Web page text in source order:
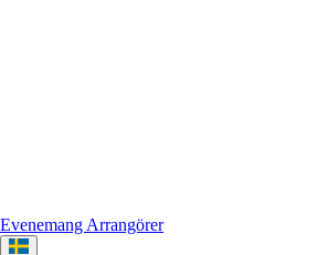
Evenemang Arrangörer